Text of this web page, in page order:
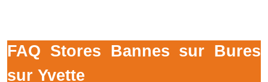
FAQ Stores Bannes sur Bures
sur Yvette